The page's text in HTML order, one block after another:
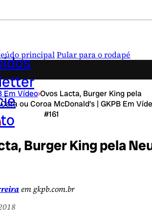
principalPular para o rodapé
Em Vídeo›Ovos Lacta, Burger King pela
ou Coroa McDonald’s | GKPB Em
#161
Burger King pela
em gkpb.com.br